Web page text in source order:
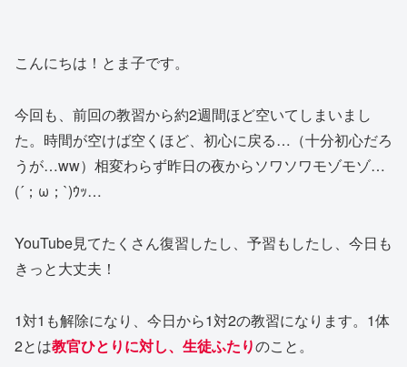
こんにちは！とま子です。
今回も、前回の教習から約2週間ほど空いてしまいまし
た。時間が空けば空くほど、初心に戻る…（十分初心だろ
うが…ww）相変わらず昨日の夜からソワソワモゾモゾ…
(´；ω；`)ｳｯ…
YouTube見てたくさん復習したし、予習もしたし、今日も
きっと大丈夫！
1対1も解除になり、今日から1対2の教習になります。1体
2とは教官ひとりに対し、生徒ふたりのこと。